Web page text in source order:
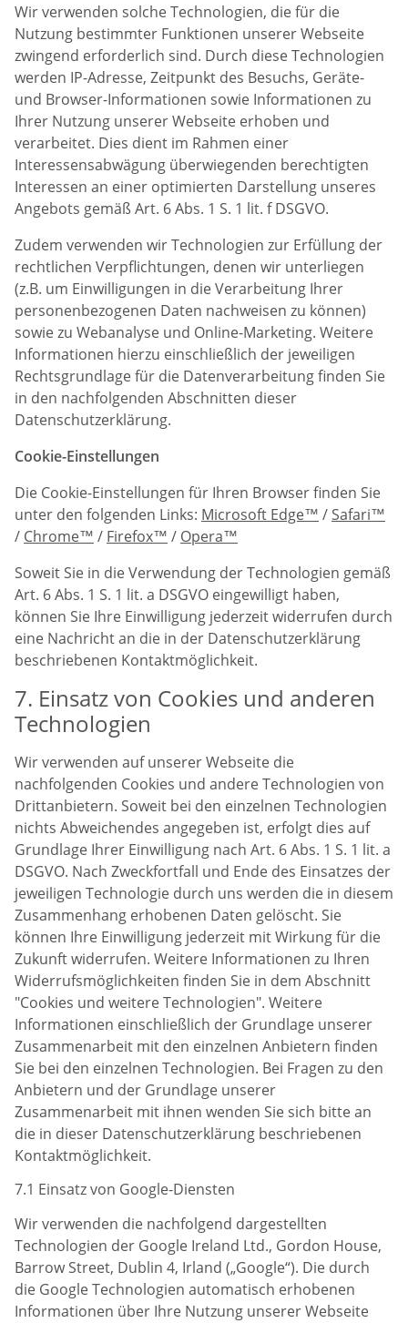
Wir verwenden solche Technologien, die für die
Nutzung bestimmter Funktionen unserer Webseite
zwingend erforderlich sind. Durch diese Technologien
werden IP-Adresse, Zeitpunkt des Besuchs, Geräte-
und Browser-Informationen sowie Informationen zu
Ihrer Nutzung unserer Webseite erhoben und
verarbeitet. Dies dient im Rahmen einer
Interessensabwägung überwiegenden berechtigten
Interessen an einer optimierten Darstellung unseres
Angebots gemäß Art. 6 Abs. 1 S. 1 lit. f DSGVO.
Zudem verwenden wir Technologien zur Erfüllung der
rechtlichen Verpflichtungen, denen wir unterliegen
(z.B. um Einwilligungen in die Verarbeitung Ihrer
personenbezogenen Daten nachweisen zu können)
sowie zu Webanalyse und Online-Marketing. Weitere
Informationen hierzu einschließlich der jeweiligen
Rechtsgrundlage für die Datenverarbeitung finden Sie
in den nachfolgenden Abschnitten dieser
Datenschutzerklärung.
Cookie-Einstellungen
Die Cookie-Einstellungen für Ihren Browser finden Sie
unter den folgenden Links: Microsoft Edge™ / Safari™
/ Chrome™ / Firefox™ / Opera™
Soweit Sie in die Verwendung der Technologien gemäß
Art. 6 Abs. 1 S. 1 lit. a DSGVO eingewilligt haben,
können Sie Ihre Einwilligung jederzeit widerrufen durch
eine Nachricht an die in der Datenschutzerklärung
beschriebenen Kontaktmöglichkeit.
7. Einsatz von Cookies und anderen
Technologien
Wir verwenden auf unserer Webseite die
nachfolgenden Cookies und andere Technologien von
Drittanbietern. Soweit bei den einzelnen Technologien
nichts Abweichendes angegeben ist, erfolgt dies auf
Grundlage Ihrer Einwilligung nach Art. 6 Abs. 1 S. 1 lit. a
DSGVO. Nach Zweckfortfall und Ende des Einsatzes der
jeweiligen Technologie durch uns werden die in diesem
Zusammenhang erhobenen Daten gelöscht. Sie
können Ihre Einwilligung jederzeit mit Wirkung für die
Zukunft widerrufen. Weitere Informationen zu Ihren
Widerrufsmöglichkeiten finden Sie in dem Abschnitt
"Cookies und weitere Technologien". Weitere
Informationen einschließlich der Grundlage unserer
Zusammenarbeit mit den einzelnen Anbietern finden
Sie bei den einzelnen Technologien. Bei Fragen zu den
Anbietern und der Grundlage unserer
Zusammenarbeit mit ihnen wenden Sie sich bitte an
die in dieser Datenschutzerklärung beschriebenen
Kontaktmöglichkeit.
7.1 Einsatz von Google-Diensten
Wir verwenden die nachfolgend dargestellten
Technologien der Google Ireland Ltd., Gordon House,
Barrow Street, Dublin 4, Irland („Google“). Die durch
die Google Technologien automatisch erhobenen
Informationen über Ihre Nutzung unserer Webseite